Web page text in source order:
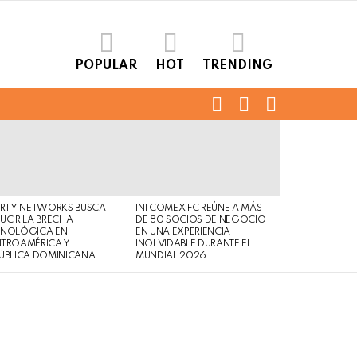
POPULAR HOT TRENDING
FOLLOWSEARCH
NETWORKS BUSCA
LA BRECHA
EN
Y
DOMINICANA
INTCOMEX FC REÚNE A MÁS
DE 80 SOCIOS DE NEGOCIO
EN UNA EXPERIENCIA
INOLVIDABLE DURANTE EL
MUNDIAL 2026